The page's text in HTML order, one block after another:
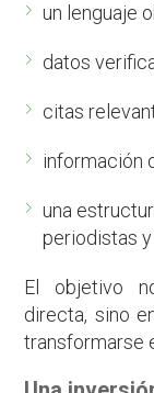
un lenguaje
datos
citas
información
una
periodistas
El objetivo
directa, sino
transformarse